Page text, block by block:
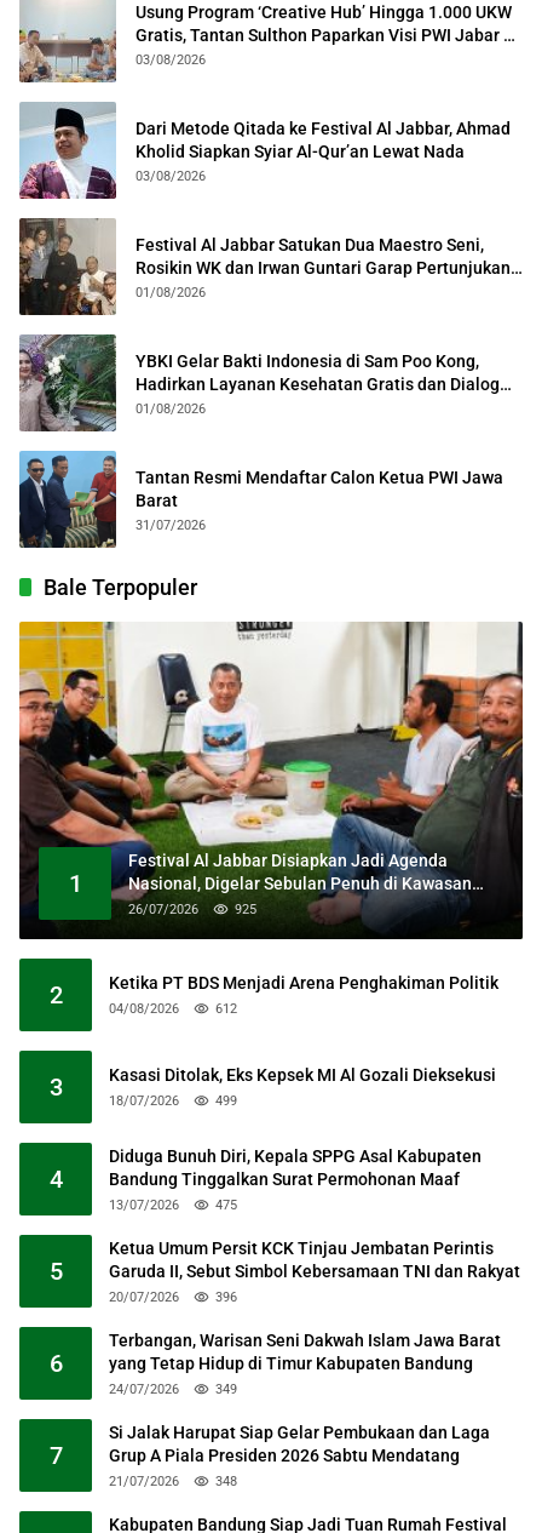
Usung Program ‘Creative Hub’ Hingga 1.000 UKW
Gratis, Tantan Sulthon Paparkan Visi PWI Jabar di
Kota Bogor
03/08/2026
Dari Metode Qitada ke Festival Al Jabbar, Ahmad
Kholid Siapkan Syiar Al-Qur’an Lewat Nada
03/08/2026
Festival Al Jabbar Satukan Dua Maestro Seni,
Rosikin WK dan Irwan Guntari Garap Pertunjukan
Kolosal
01/08/2026
YBKI Gelar Bakti Indonesia di Sam Poo Kong,
Hadirkan Layanan Kesehatan Gratis dan Dialog
Kebangsaan
01/08/2026
Tantan Resmi Mendaftar Calon Ketua PWI Jawa
Barat
31/07/2026
Bale Terpopuler
1
Festival Al Jabbar Disiapkan Jadi Agenda
Nasional, Digelar Sebulan Penuh di Kawasan
Masjid Raya Al Jabbar
26/07/2026 925
2 Ketika PT BDS Menjadi Arena Penghakiman Politik
04/08/2026 612
3 Kasasi Ditolak, Eks Kepsek MI Al Gozali Dieksekusi
18/07/2026 499
4
Diduga Bunuh Diri, Kepala SPPG Asal Kabupaten
Bandung Tinggalkan Surat Permohonan Maaf
13/07/2026 475
5
Ketua Umum Persit KCK Tinjau Jembatan Perintis
Garuda II, Sebut Simbol Kebersamaan TNI dan Rakyat
20/07/2026 396
6
Terbangan, Warisan Seni Dakwah Islam Jawa Barat
yang Tetap Hidup di Timur Kabupaten Bandung
24/07/2026 349
7
Si Jalak Harupat Siap Gelar Pembukaan dan Laga
Grup A Piala Presiden 2026 Sabtu Mendatang
21/07/2026 348
Kabupaten Bandung Siap Jadi Tuan Rumah Festival